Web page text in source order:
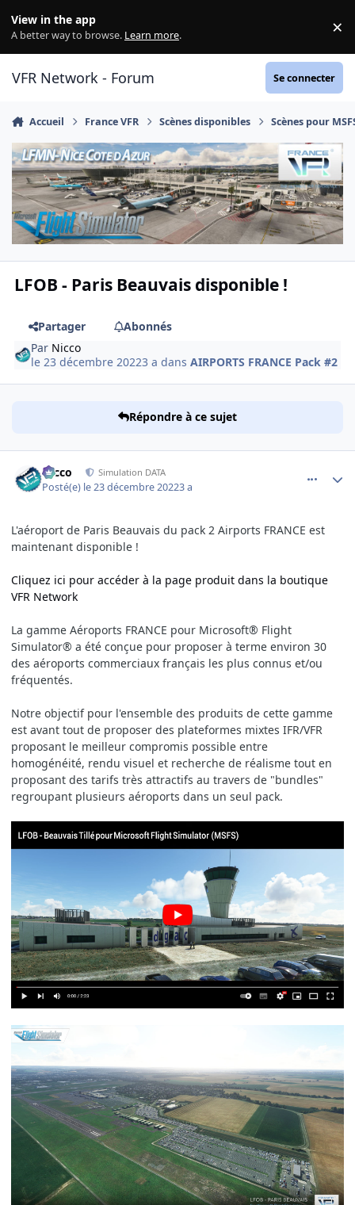
View in the app
A better way to browse. Learn more. ×
VFR Network - Forum Se connecter
Accueil France VFR Scènes disponibles Scènes pour
LFOB - Paris Beauvais disponible !
Partager
Abonnés
Par Nicco
le 23 décembre 20223 a dansAIRPORTS FRANCE Pack #2
Répondre à ce sujet
Nicco Simulation DATA
Posté(e) le 23 décembre 20223 a
L'aéroport de Paris Beauvais du pack 2 Airports FRANCE est
maintenant disponible !
Cliquez ici pour accéder à la page produit dans la boutique
VFR Network
La gamme Aéroports FRANCE pour Microsoft® Flight
Simulator® a été conçue pour proposer à terme environ 30
des aéroports commerciaux français les plus connus et/ou
fréquentés.
Notre objectif pour l'ensemble des produits de cette gamme
est avant tout de proposer des plateformes mixtes IFR/VFR
proposant le meilleur compromis possible entre
homogénéité, rendu visuel et recherche de réalisme tout en
proposant des tarifs très attractifs au travers de "bundles"
regroupant plusieurs aéroports dans un seul pack.